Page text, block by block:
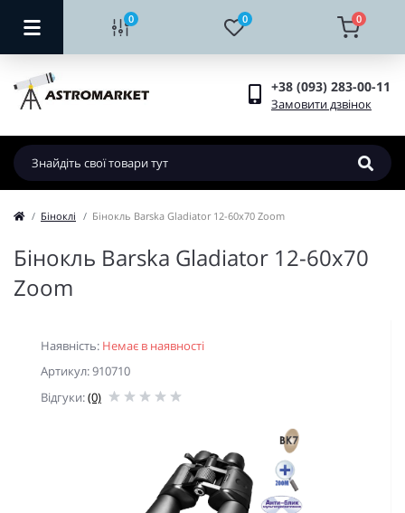
0 0 0
+38 (093) 283-00-11
Замовити дзвінок
Біноклі Бінокль Barska Gladiator 12-60x70 Zoom
Бінокль Barska Gladiator 12-60x70
Zoom
Наявність: Немає в наявності
Артикул: 910710
Відгуки:(0)